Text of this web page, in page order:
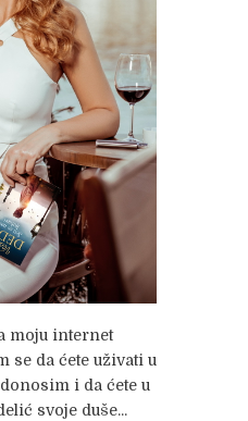
moju internet
se da ćete uživati u
i da ćete u
svoje duše...